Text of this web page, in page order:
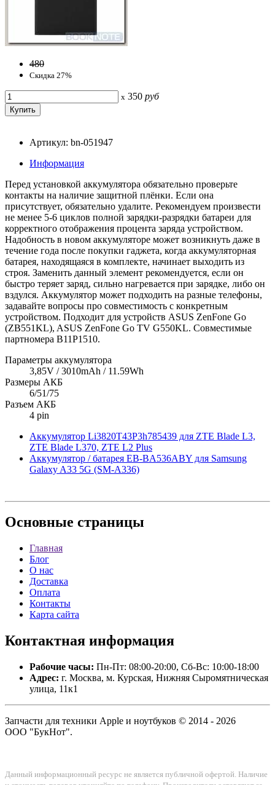
480
Скидка 27%
x 350 руб
Артикул: bn-051947
Информация
Перед установкой аккумулятора обязательно проверьте
контакты на наличие защитной плёнки. Если она
присутствует, обязательно удалите. Рекомендуем произвести
не менее 5-6 циклов полной зарядки-разрядки батареи для
корректного отображения процента заряда устройством.
Надобность в новом аккумуляторе может возникнуть даже в
течение года после покупки гаджета, когда аккумуляторная
батарея, находящаяся в комплекте, начинает выходить из
строя. Заменить данный элемент рекомендуется, если он
быстро теряет заряд, сильно нагревается при зарядке, либо он
вздулся. Аккумулятор может подходить на разные телефоны,
задавайте вопросы про совместимость с конкретным
устройством. Подходит для устройств ASUS ZenFone Go
(ZB551KL), ASUS ZenFone Go TV G550KL. Совместимые
партномера B11P1510.
Параметры аккумулятора
3,85V / 3010mAh / 11.59Wh
Размеры АКБ
6/51/75
Разъем АКБ
4 pin
Аккумулятор Li3820T43P3h785439 для ZTE Blade L3,
ZTE Blade L370, ZTE L2 Plus
Аккумулятор / батарея EB-BA536ABY для Samsung
Galaxy A33 5G (SM-A336)
Основные страницы
Главная
Блог
О нас
Доставка
Оплата
Контакты
Карта сайта
Контактная информация
Рабочие часы: Пн-Пт: 08:00-20:00, Сб-Вс: 10:00-18:00
Адрес: г. Москва, м. Курская, Нижняя Сыромятническая
улица, 11к1
Запчасти для техники Apple и ноутбуков © 2014 - 2026
ООО "БукНот".
Данный информационный ресурс не является публичной офертой. Наличие